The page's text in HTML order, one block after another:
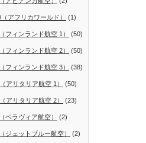
アフリカワールド） (1)
フィンランド航空 1） (50)
フィンランド航空 2） (50)
フィンランド航空 3） (38)
アリタリア航空 1） (50)
アリタリア航空 2） (23)
ベラヴィア航空） (2)
ジェットブルー航空） (2)